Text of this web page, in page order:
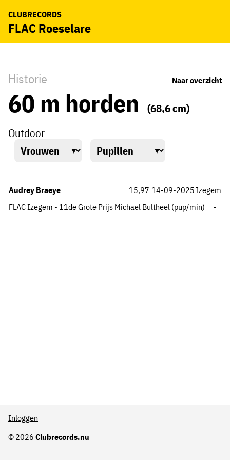
CLUBRECORDS
FLAC Roeselare
Historie Naar overzicht
60 m horden
(68,6 cm)
Outdoor
Audrey Braeye
Izegem
FLAC Izegem - 11de Grote Prijs Michael Bultheel (pup/min)
15,97
-
14-09-2025
© 2026 Clubrecords.nu
Inloggen